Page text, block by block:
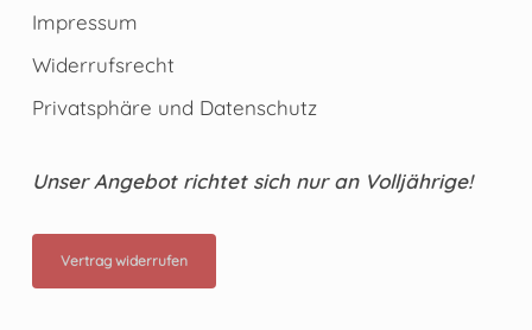
Impressum
Widerrufsrecht
Privatsphäre und Datenschutz
Unser Angebot richtet sich nur an Volljährige!
Vertrag widerrufen